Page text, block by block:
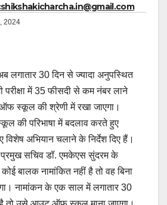
2024
अब लगातार 30 दिन से ज्यादा अनुपस्थित
परीक्षा में 35 फीसदी से कम नंबर लाने
स्कूल की श्रेणी में रखा जाएगा।
की परिभाषा में बदलाव करते हुए
अभियान चलाने के निर्देश दिए हैं।
प्रमुख सचिव डॉ. एमकेएस सुंदरम के
बालक नामांकित नहीं है तो वह बिना
नामांकन के एक साल में लगातार 30